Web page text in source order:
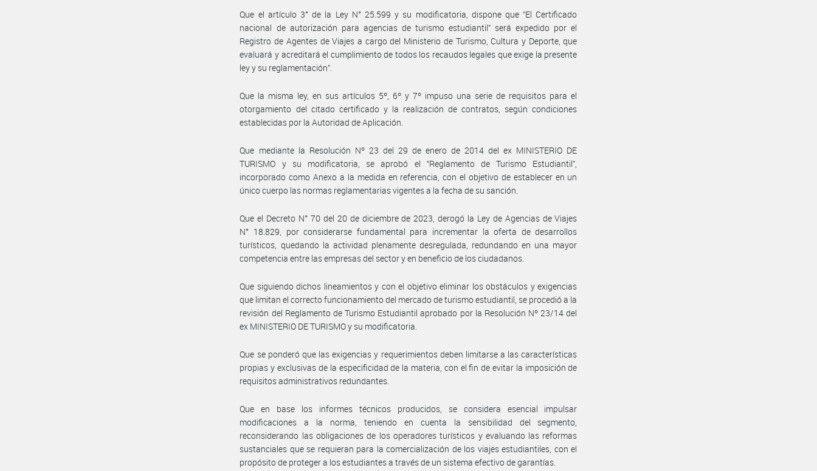
Que el artículo 3° de la Ley N° 25.599 y su modificatoria, dispone que “El Certificado
nacional de autorización para agencias de turismo estudiantil” será expedido por el
Registro de Agentes de Viajes a cargo del Ministerio de Turismo, Cultura y Deporte, que
evaluará y acreditará el cumplimiento de todos los recaudos legales que exige la presente
ley y su reglamentación”.
Que la misma ley, en sus artículos 5º, 6º y 7º impuso una serie de requisitos para el
otorgamiento del citado certificado y la realización de contratos, según condiciones
establecidas por la Autoridad de Aplicación.
Que mediante la Resolución Nº 23 del 29 de enero de 2014 del ex MINISTERIO DE
TURISMO y su modificatoria, se aprobó el “Reglamento de Turismo Estudiantil”,
incorporado como Anexo a la medida en referencia, con el objetivo de establecer en un
único cuerpo las normas reglamentarias vigentes a la fecha de su sanción.
Que el Decreto N° 70 del 20 de diciembre de 2023, derogó la Ley de Agencias de Viajes
N° 18.829, por considerarse fundamental para incrementar la oferta de desarrollos
turísticos, quedando la actividad plenamente desregulada, redundando en una mayor
competencia entre las empresas del sector y en beneficio de los ciudadanos.
Que siguiendo dichos lineamientos y con el objetivo eliminar los obstáculos y exigencias
que limitan el correcto funcionamiento del mercado de turismo estudiantil, se procedió a la
revisión del Reglamento de Turismo Estudiantil aprobado por la Resolución Nº 23/14 del
ex MINISTERIO DE TURISMO y su modificatoria.
Que se ponderó que las exigencias y requerimientos deben limitarse a las características
propias y exclusivas de la especificidad de la materia, con el fin de evitar la imposición de
requisitos administrativos redundantes.
Que en base los informes técnicos producidos, se considera esencial impulsar
modificaciones a la norma, teniendo en cuenta la sensibilidad del segmento,
reconsiderando las obligaciones de los operadores turísticos y evaluando las reformas
sustanciales que se requieran para la comercialización de los viajes estudiantiles, con el
propósito de proteger a los estudiantes a través de un sistema efectivo de garantías.